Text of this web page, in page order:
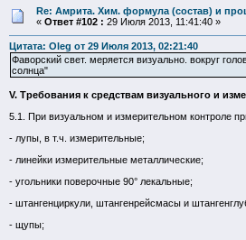
Re: Амрита. Хим. формула (состав) и
« Ответ #102 : 29 Июля 2013, 11:41:40 »
Цитата: Oleg от 29 Июля 2013, 02:21:40
Фаворский свет. меряется визуально. вокруг
солнца"
V. Требования к средствам визуального и
5.1. При визуальном и измерительном контроле
- лупы, в т.ч. измерительные;
- линейки измерительные металлические;
- угольники поверочные 90° лекальные;
- штангенциркули, штангенрейсмасы и
- щупы;